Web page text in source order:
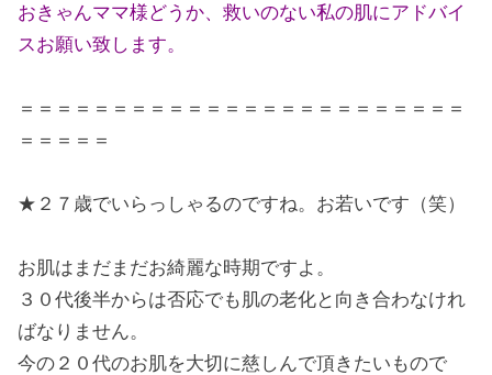
おきゃんママ様どうか、救いのない私の肌にアドバイ
スお願い致します。
＝＝＝＝＝＝＝＝＝＝＝＝＝＝＝＝＝＝＝＝＝＝＝＝
＝＝＝＝＝
★２７歳でいらっしゃるのですね。お若いです（笑）
お肌はまだまだお綺麗な時期ですよ。
３０代後半からは否応でも肌の老化と向き合わなけれ
ばなりません。
今の２０代のお肌を大切に慈しんで頂きたいもので